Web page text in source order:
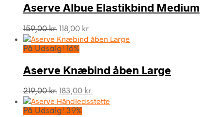
Aserve Albue Elastikbind Medium
159,00kr. Den
oprindelige
pris
159,00 kr..
118,00 kr.
aktuelle
118,00 kr..
På Udsalg! 16%
Aserve Knæbind åben Large
219,00kr. Den
oprindelige
pris
183,00 kr.
aktuelle
På Udsalg! 39%